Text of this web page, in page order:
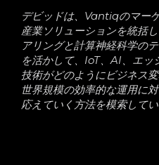
デビッドは、Vantiqのマー
産業ソリューションを統括
アリングと計算神経科学の
を活かして、IoT、AI、エッ
技術がどのようにビジネス
世界規模の効率的な運用に
応えていく方法を模索してい